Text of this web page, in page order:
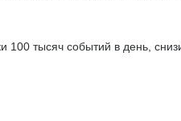
тысяч событий в день,